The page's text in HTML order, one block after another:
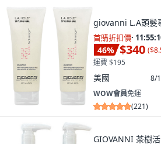
giovanni L.A頭髮
首購折扣價·
46% $340 (
運費 $195
美國 8/
WOW會員免運
(221)
GIOVANNI 茶樹